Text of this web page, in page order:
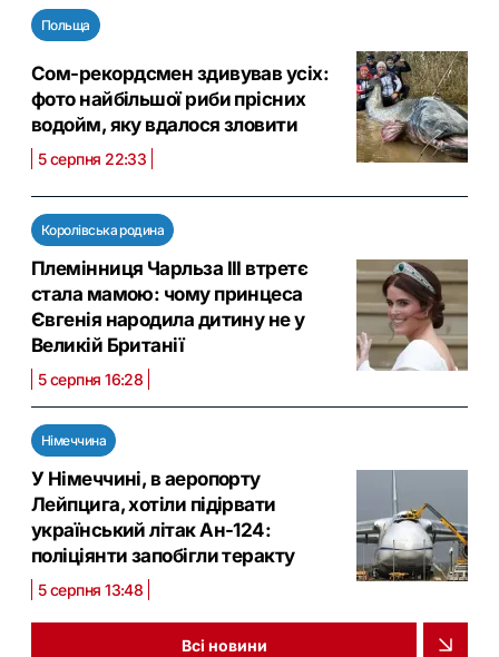
Польща
Сом-рекордсмен здивував усіх:
фото найбільшої риби прісних
водойм, яку вдалося зловити
5 серпня 22:33
Королівська родина
Племінниця Чарльза III втретє
стала мамою: чому принцеса
Євгенія народила дитину не у
Великій Британії
5 серпня 16:28
Німеччина
У Німеччині, в аеропорту
Лейпцига, хотіли підірвати
український літак Ан-124:
поліціянти запобігли теракту
5 серпня 13:48
Всі новини